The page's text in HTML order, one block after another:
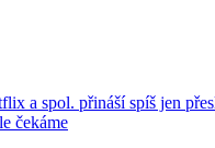
a spol. přináší spíš jen
čekáme